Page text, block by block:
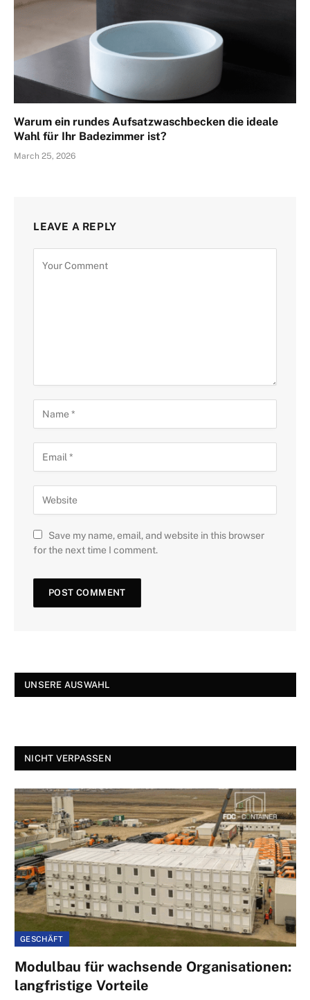
Warum ein rundes Aufsatzwaschbecken die ideale
Wahl für Ihr Badezimmer ist?
March 25, 2026
LEAVE A REPLY
Save my name, email, and website in this browser
for the next time I comment.
UNSERE AUSWAHL
NICHT VERPASSEN
GESCHÄFT
Modulbau für wachsende Organisationen:
langfristige Vorteile